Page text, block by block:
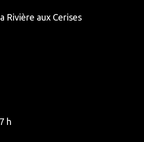
Rivière aux Cerises
h